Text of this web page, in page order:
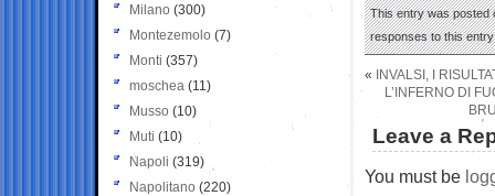
This entry was posted
responses to this
«
INVALSI, I
L’INFERNO DI
Leave a
You must be
Milano (300)
Montezemolo (7)
Monti (357)
moschea (11)
Musso (10)
Muti (10)
Napoli (319)
Napolitano (220)